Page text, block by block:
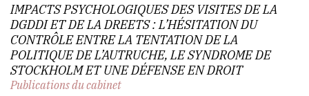
IMPACTS PSYCHOLOGIQUES DES VISITES DE LA
DGDDI ET DE LA DREETS : L’HÉSITATION DU
CONTRÔLE ENTRE LA TENTATION DE LA
POLITIQUE DE L’AUTRUCHE, LE SYNDROME DE
STOCKHOLM ET UNE DÉFENSE EN DROIT
Publications du cabinet